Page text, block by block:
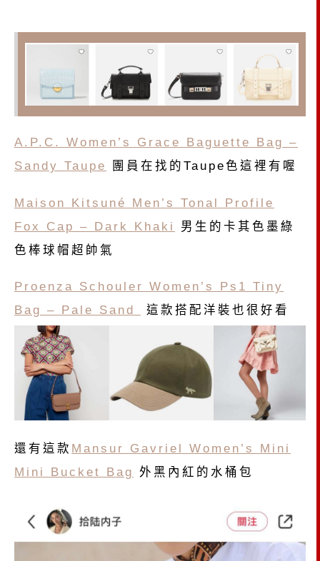
A.P.C. Women’s Grace Baguette Bag –
Sandy Taupe
團員在找的Taupe色這裡有喔
Maison Kitsuné Men’s Tonal Profile
Fox Cap – Dark Khaki
男生的卡其色墨綠
色棒球帽超帥氣
Proenza Schouler Women’s Ps1 Tiny
Bag – Pale Sand
這款搭配洋裝也很好看
還有這款 Mansur Gavriel Women’s Mini
Mini Bucket Bag
外黑內紅的水桶包